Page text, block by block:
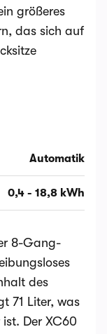
größeres
das sich auf
Automatik
0,4 - 18,8 kWh
8-Gang-
des
71 Liter, was
Der XC60